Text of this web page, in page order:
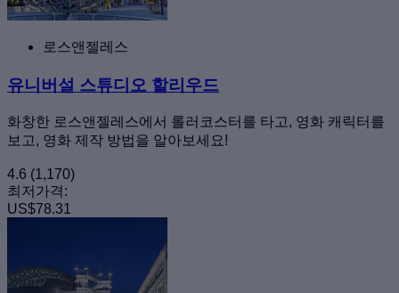
로스앤젤레스
유니버설 스튜디오 할리우드
화창한 로스앤젤레스에서 롤러코스터를 타고, 영화 캐릭터를
보고, 영화 제작 방법을 알아보세요!
4.6 (1,170)
최저가격:
US$78.31